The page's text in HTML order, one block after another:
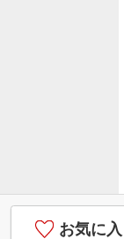
お気に